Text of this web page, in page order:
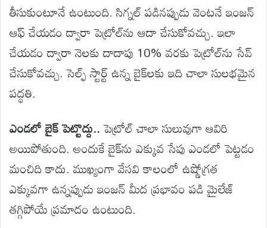
తీసుకుంటూనే ఉంటుంది. సిగ్నల్ పడినప్పుడు వెంటనే ఇంజన్
ఆఫ్ చేయడం ద్వారా పెట్రోల్‌ను ఆదా చేసుకోవచ్చు. ఇలా
చేయడం ద్వారా నెలకు దాదాపు 10% వరకు పెట్రోల్‌ను సేవ్
చేసుకోవచ్చు. సెల్ఫ్ స్టార్ట్ ఉన్న బైక్‌లకు ఇది చాలా సులభమైన
పద్ధతి.
ఎండలో బైక్ పెట్టొద్దు..పెట్రోల్ చాలా సులువుగా ఆవిరి
అయిపోతుంది. అందుకే బైక్‌ను ఎక్కువ సేపు ఎండలో పెట్టడం
మంచిది కాదు. ముఖ్యంగా వేసవి కాలంలో ఉష్ణోగ్రత
ఎక్కువగా ఉన్నప్పుడు ఇంజన్ మీద ప్రభావం పడి మైలేజ్
తగ్గిపోయే ప్రమాదం ఉంటుంది.